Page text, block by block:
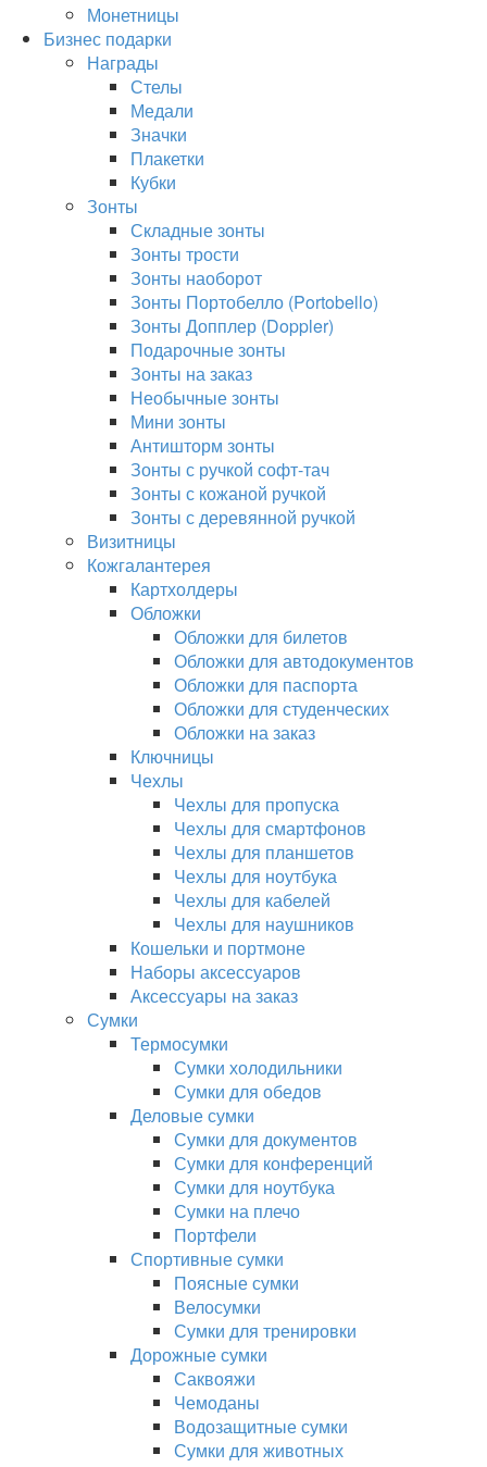
Монетницы
Бизнес подарки
Награды
Стелы
Медали
Значки
Плакетки
Кубки
Зонты
Складные зонты
Зонты трости
Зонты наоборот
Зонты Портобелло (Portobello)
Зонты Допплер (Doppler)
Подарочные зонты
Зонты на заказ
Необычные зонты
Мини зонты
Антишторм зонты
Зонты с ручкой софт-тач
Зонты с кожаной ручкой
Зонты с деревянной ручкой
Визитницы
Кожгалантерея
Картхолдеры
Обложки
Обложки для билетов
Обложки для автодокументов
Обложки для паспорта
Обложки для студенческих
Обложки на заказ
Ключницы
Чехлы
Чехлы для пропуска
Чехлы для смартфонов
Чехлы для планшетов
Чехлы для ноутбука
Чехлы для кабелей
Чехлы для наушников
Кошельки и портмоне
Наборы аксессуаров
Аксессуары на заказ
Сумки
Термосумки
Сумки холодильники
Сумки для обедов
Деловые сумки
Сумки для документов
Сумки для конференций
Сумки для ноутбука
Сумки на плечо
Портфели
Спортивные сумки
Поясные сумки
Велосумки
Сумки для тренировки
Дорожные сумки
Саквояжи
Чемоданы
Водозащитные сумки
Сумки для животных